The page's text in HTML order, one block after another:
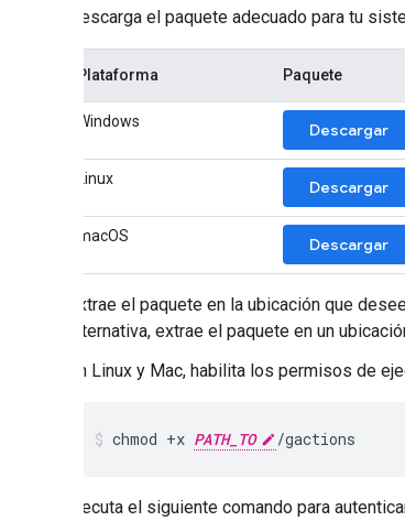
Descarga el paquete adecuado para tu
Plataforma Paquete
Windows Descargar
Linux Descargar
macOS Descargar
Extrae el paquete en la ubicación que
alternativa, extrae el paquete en un
En Linux y Mac, habilita los permisos de
chmod +x PATH_TO /gactions
Ejecuta el siguiente comando para